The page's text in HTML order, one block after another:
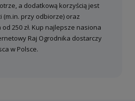
a dodatkową korzyścią jest
(m.in. przy odbiorze) oraz
250 zł. Kup najlepsze nasiona
Raj Ogrodnika dostarczy
w Polsce.